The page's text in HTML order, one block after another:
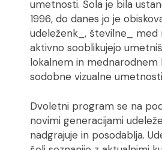
umetnosti. Šola je bila
1996, do danes jo je
udeleženk_, številne_ med
aktivno sooblikujejo
lokalnem in mednarodnem
sodobne vizualne
Dvoletni program se na
novimi generacijami
nadgrajuje in posodablja.